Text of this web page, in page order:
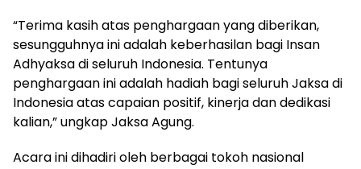
“Terima kasih atas penghargaan yang diberikan,
sesungguhnya ini adalah keberhasilan bagi Insan
Adhyaksa di seluruh Indonesia. Tentunya
penghargaan ini adalah hadiah bagi seluruh Jaksa di
Indonesia atas capaian positif, kinerja dan dedikasi
kalian,” ungkap Jaksa Agung.
Acara ini dihadiri oleh berbagai tokoh nasional